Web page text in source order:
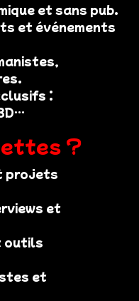
et sans pub.
et événements
:
?
projets
et
outils
et